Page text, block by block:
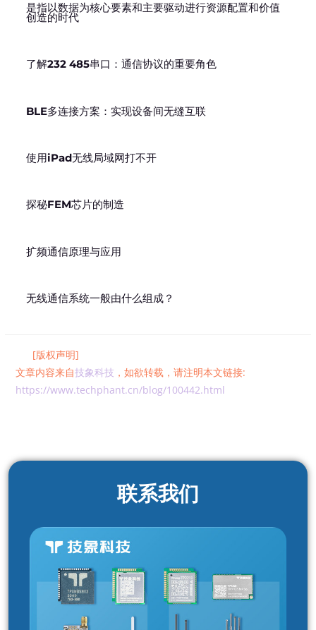
是指以数据为核心要素和主要驱动进行资源配置和价值
创造的时代
了解232 485串口：通信协议的重要角色
BLE多连接方案：实现设备间无缝互联
使用iPad无线局域网打不开
探秘FEM芯片的制造
扩频通信原理与应用
无线通信系统一般由什么组成？
[版权声明]
文章内容来自技象科技 ，如欲转载，请注明本文链接:
https://www.techphant.cn/blog/100442.html
联系我们